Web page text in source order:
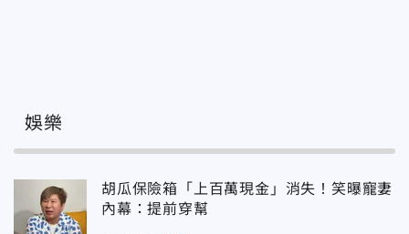
娛樂
胡瓜保險箱「上百萬現金」消失！笑曝寵妻
內幕：提前穿幫